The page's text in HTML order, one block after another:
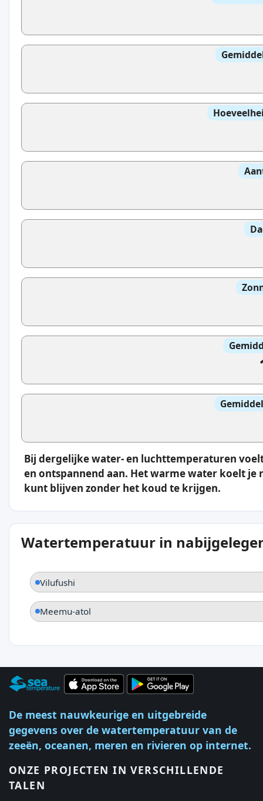
Bij dergelijke water- en luchttemperaturen
en ontspannend aan. Het warme water koelt
kunt blijven zonder het koud te krijgen.
Watertemperatuur in
Vilufushi
Meemu-atol
De meest nauwkeurige en uitgebreide
gegevens over de watertemperatuur van de
zeeën, oceanen, meren en rivieren op internet.
ONZE PROJECTEN IN VERSCHILLENDE
TALEN